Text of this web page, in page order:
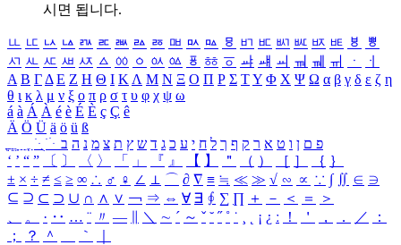
시면 됩니다.
ㅥ ㅦ ㅧ ㅨ ㅩ ㅪ ㅫ ㅬ ㅭ ㅮ ㅯ ㅰ ㅱ ㅲ ㅳ ㅴ ㅵ ㅶ ㅷ ㅸ
ㅹ
ㅺ ㅻ ㅼ ㅽ ㅾ ㅿ ㆀ ㆁ ㆂ ㆃ ㆄ ㆅ ㆆ ㆇ ㆈ ㆉ ㆊ ㆋ ㆌ ㆍ
ㆎ
Α Β ΓΔ Ε Ζ Η Θ Ι ΚΛ Μ Ν Ξ Ο Π Ρ Σ ΤΥ Φ Χ Ψ Ω α β γ δ ε ζ η
θ ι κ λ μ ν ξ ο π ρ σ τ υ φ χ ψ ω
á à Á À é è É È ç Ç ê
Ä Ö Ü ä ö ü ß
ִֶֹ ֻּ ׁׂ פ ם ן ו ט א ר ק ף ך ל ח י ע כ ג ד ש ץ ת צ מ נ ה ב
‘ ’ “ ” 〔 〕 〈 〉 「 」 『 』 【 】 ＂ （ ） ［ ］ ｛ ｝
± × ÷ ≠ ≤ ≥ ∞ ∴ ♂ ♀ ∠ ⊥ ⌒ ∂ ∇ ≡ ≒ ≪ ≫ √ ∽ ∝ ∵ ∫ ∬ ∈ ∋
⊆ ⊇ ⊂ ⊃ ∪ ∩ ∧ ∨ ￢ ⇒ ⇔ ∀ ∃ ∮ ∑ ∏ ＋ － ＜ ＝
＞
、
。 · ‥ … ¨ 〃 ― ＼ ∼ ´ ～ ˇ ˘ ˝ ˚ ˙ ¸ ¡ ¿ ː ！ ＇ ， ． ／
：
；
？ ＾ ｀